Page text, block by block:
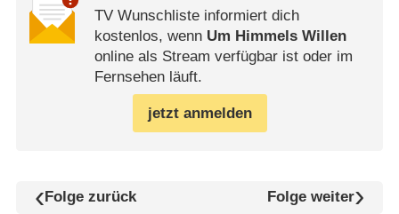
TV Wunschliste informiert dich
kostenlos, wenn Um Himmels Willen
online als Stream verfügbar ist oder im
Fernsehen läuft.
jetzt anmelden
Folge zurück Folge weiter